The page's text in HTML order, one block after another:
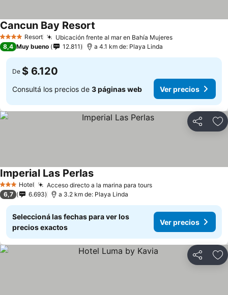
4 EstrellasResort Ubicación frente al mar en Bahía Mujeres
Cancun Bay Resort
8,4 Muy bueno 12.811 a 4.1 km de: Playa Linda
De $ 6.120
Consultá los precios de 3 páginas web Ver precios
Compartir
3 Estrellas
Hotel Acceso directo a la marina para tours
Imperial Las Perlas
6,7 6.693 a 3.2 km de: Playa Linda
Seleccioná las fechas para ver los
precios exactos
Ver precios
Compartir